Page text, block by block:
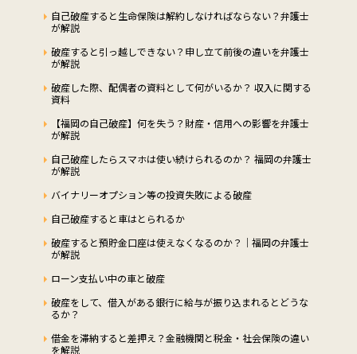
自己破産すると生命保険は解約しなければならない？弁護士
が解説
破産すると引っ越しできない？申し立て前後の違いを弁護士
が解説
破産した際、配偶者の資料として何がいるか？ 収入に関する
資料
【福岡の自己破産】何を失う？財産・信用への影響を弁護士
が解説
自己破産したらスマホは使い続けられるのか？ 福岡の弁護士
が解説
バイナリーオプション等の投資失敗による破産
自己破産すると車はとられるか
破産すると預貯金口座は使えなくなるのか？｜福岡の弁護士
が解説
ローン支払い中の車と破産
破産をして、借入がある銀行に給与が振り込まれるとどうな
るか？
借金を滞納すると差押え？金融機関と税金・社会保険の違い
を解説